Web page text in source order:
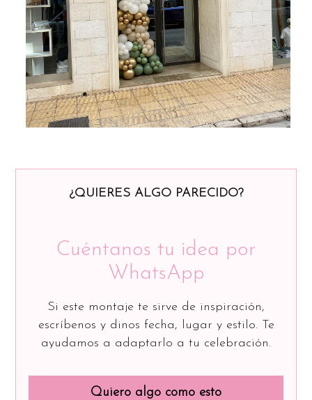
¿QUIERES ALGO PARECIDO?
Cuéntanos tu idea por
WhatsApp
Si este montaje te sirve de inspiración,
escríbenos y dinos fecha, lugar y estilo. Te
ayudamos a adaptarlo a tu celebración.
Quiero algo como esto